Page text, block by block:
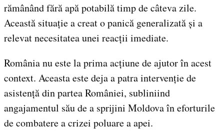
rămânând fără apă potabilă timp de câteva zile.
Această situație a creat o panică generalizată și a
relevat necesitatea unei reacții imediate.
România nu este la prima acțiune de ajutor în acest
context. Aceasta este deja a patra intervenție de
asistență din partea României, subliniind
angajamentul său de a sprijini Moldova în eforturile
de combatere a crizei poluare a apei.